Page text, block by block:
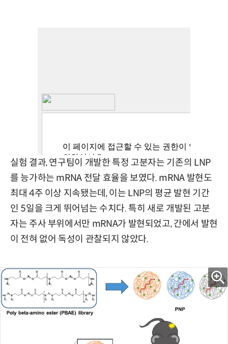
실험 결과, 연구팀이 개발한 특정 고분자는 기존의 LNP
를 능가하는 mRNA 전달 효율을 보였다. mRNA 발현도
최대 4주 이상 지속됐는데, 이는 LNP의 평균 발현 기간
인 5일을 크게 뛰어넘는 수치다. 특히 새로 개발된 고분
자는 주사 부위에서만 mRNA가 발현되었고, 간에서 발현
이 전혀 없어 독성이 관찰되지 않았다.